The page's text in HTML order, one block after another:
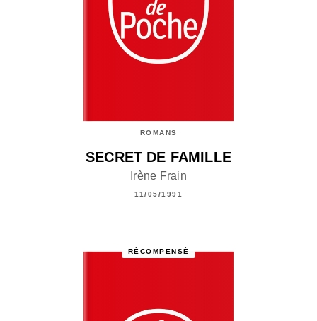
ROMANS
SECRET DE FAMILLE
Irène Frain
11/05/1991
RÉCOMPENSÉ